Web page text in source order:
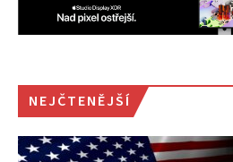
NEJČTENĚJŠÍ